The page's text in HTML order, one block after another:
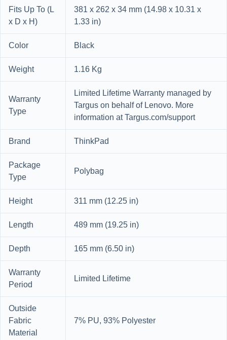
Fits Up To (L
x D x H)
381 x 262 x 34 mm (14.98 x 10.31 x
1.33 in)
Color
Black
Weight
1.16 Kg
Warranty
Type
Limited Lifetime Warranty managed by
Targus on behalf of Lenovo. More
information at Targus.com/support
Brand
ThinkPad
Package
Type
Polybag
Height
311 mm (12.25 in)
Length
489 mm (19.25 in)
Depth
165 mm (6.50 in)
Warranty
Period
Limited Lifetime
Outside
Fabric
Material
7% PU, 93% Polyester